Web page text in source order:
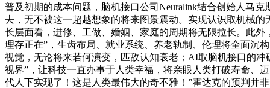
普及初期的成本问题，脑机接口公司Neuralink结合创始人马
去，无不被这一超越想象的将来图景震动。实现认识取机械
长层面看，进修、工做、婚姻、家庭的周期将无限拉长。此
理存正在”，生齿布局、就业系统、养老轨制、伦理将全面沉
视觉，无论将来若何演变，匹敌认知衰老；AI取脑机接口的
视界”，让科技一直办事于人类幸福，将亲眼人类打破寿命、
代人下实现了！这是人类最伟大的奇不雅！”霍达克的预判并